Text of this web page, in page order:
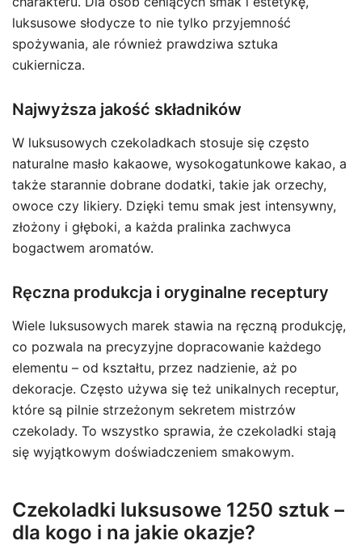
luksusowe słodycze to nie tylko przyjemność
spożywania, ale również prawdziwa sztuka
cukiernicza.
Najwyższa jakość składników
W luksusowych czekoladkach stosuje się często
naturalne masło kakaowe, wysokogatunkowe kakao, a
także starannie dobrane dodatki, takie jak orzechy,
owoce czy likiery. Dzięki temu smak jest intensywny,
złożony i głęboki, a każda pralinka zachwyca
bogactwem aromatów.
Ręczna produkcja i oryginalne receptury
Wiele luksusowych marek stawia na ręczną produkcję,
co pozwala na precyzyjne dopracowanie każdego
elementu – od kształtu, przez nadzienie, aż po
dekoracje. Często używa się też unikalnych receptur,
które są pilnie strzeżonym sekretem mistrzów
czekolady. To wszystko sprawia, że czekoladki stają
się wyjątkowym doświadczeniem smakowym.
Czekoladki luksusowe 1250 sztuk –
dla kogo i na jakie okazje?